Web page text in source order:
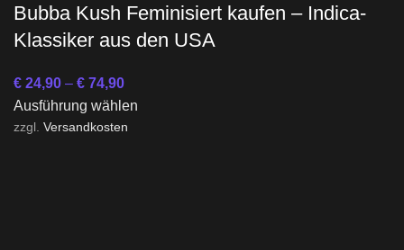
Bubba Kush Feminisiert kaufen – Indica-
Klassiker aus den USA
€ 24,90 – € 74,90
Ausführung wählen
zzgl. Versandkosten